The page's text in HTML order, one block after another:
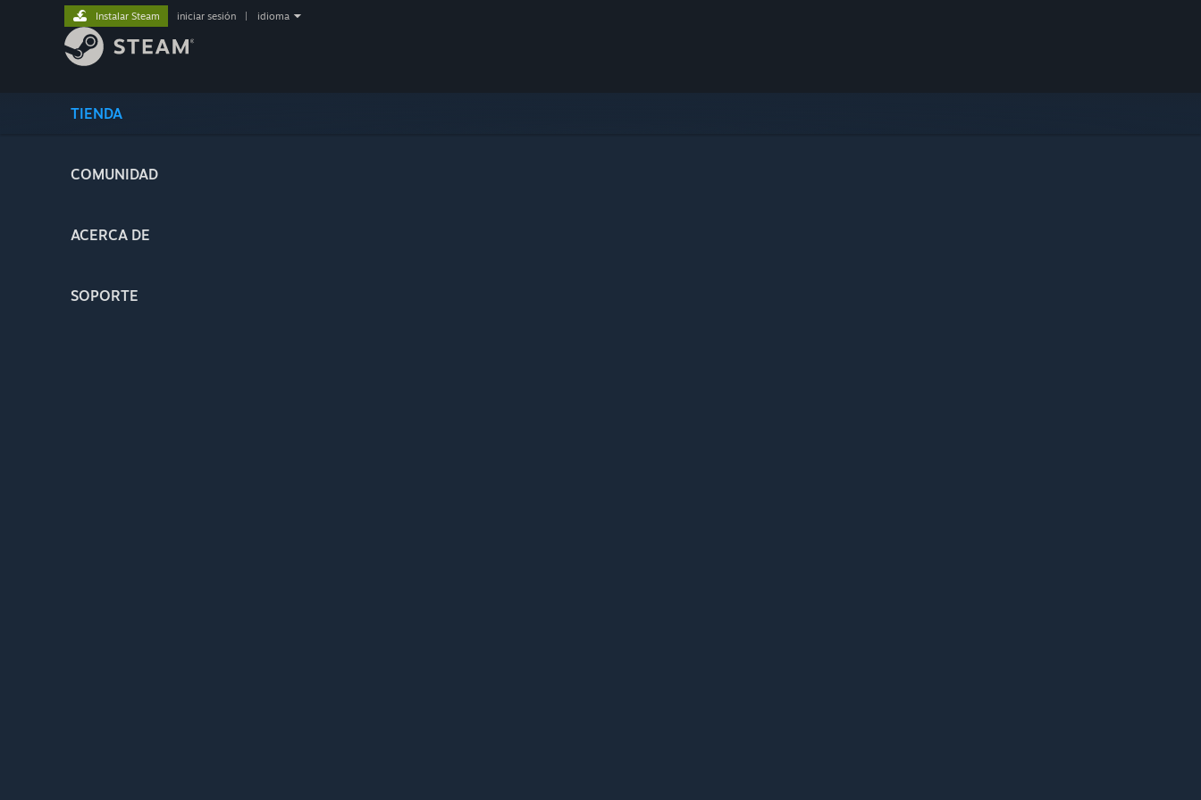
TIENDA
COMUNIDAD
ACERCA DE
SOPORTE
Instalar Steam iniciar sesión idioma